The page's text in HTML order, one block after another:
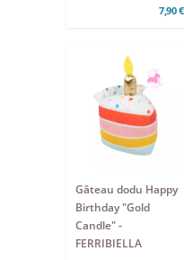
7,90 €
Gâteau dodu Happy
Birthday "Gold
Candle" -
FERRIBIELLA